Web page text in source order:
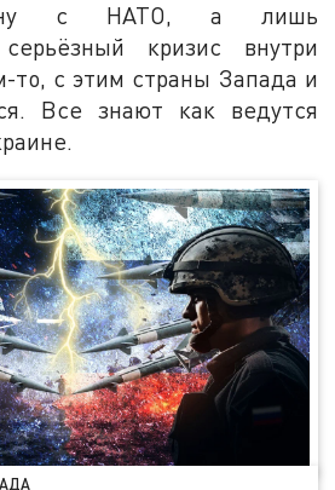
с НАТО, а лишь
серьёзный кризис внутри
то, с этим страны Запада и
Все знают как ведутся